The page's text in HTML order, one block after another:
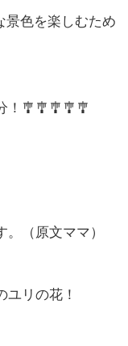
景色を楽しむため
！🎐🎐🎐🎐🎐
（原文ママ）
ユリの花！